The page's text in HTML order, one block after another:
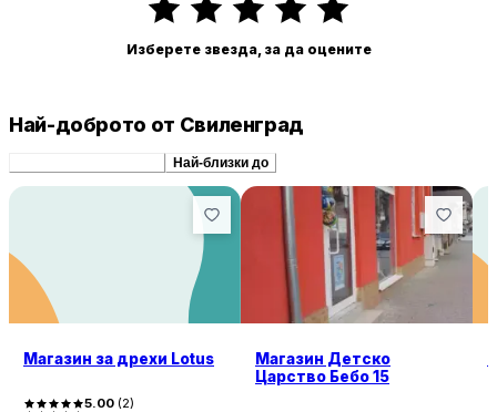
Изберете звезда, за да оцените
Най-доброто от Свиленград
Най-близки до
Магазин за дрехи Lotus
5.00 (2)
Магазин Детско
Царство Бебо 15